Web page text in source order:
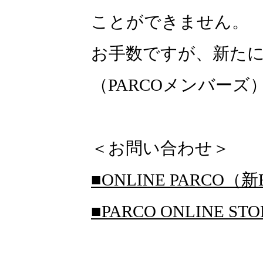
ことができません。
お手数ですが、新た
（PARCOメンバー
＜お問い合わせ＞
■ONLINE PARCO（新
■PARCO ONLINE